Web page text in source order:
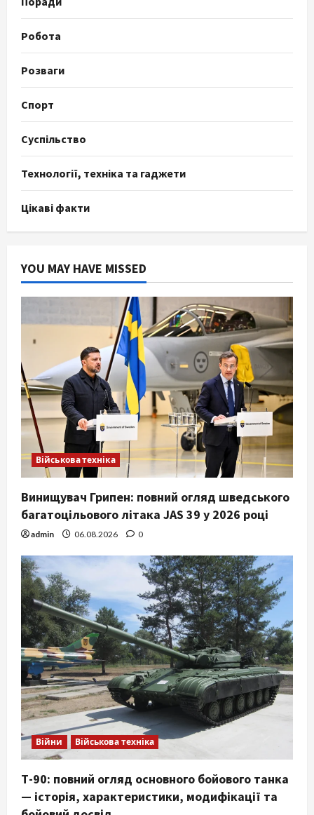
Робота
Розваги
Спорт
Суспільство
Технології, техніка та гаджети
Цікаві факти
YOU MAY HAVE MISSED
Військова техніка
Винищувач Грипен: повний огляд шведського
багатоцільового літака JAS 39 у 2026 році
admin 06.08.2026 0
Війни Військова техніка
Т-90: повний огляд основного бойового танка
— історія, характеристики, модифікації та